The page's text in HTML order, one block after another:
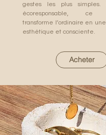
gestes les plus simples.
écoresponsable, ce
transforme l’ordinaire en
esthétique et consciente.
Acheter